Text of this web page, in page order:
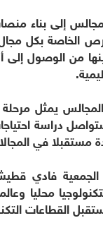
إلى بناء
الخاصة بكل
من الوصول
يمثل
دراسة
في
فادي
محليا
القطاعات